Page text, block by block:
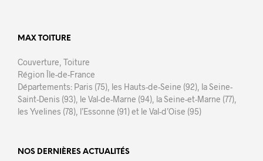
MAX TOITURE
Couverture, Toiture
Région Île-de-France
Départements: Paris (75), les Hauts-de-Seine (92), la Seine-
Saint-Denis (93), le Val-de-Marne (94), la Seine-et-Marne (77),
les Yvelines (78), l’Essonne (91) et le Val-d’Oise (95)
NOS DERNIÈRES ACTUALITÉS